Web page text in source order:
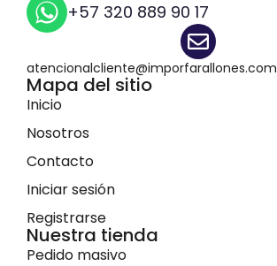
+57 320 889 90 17
atencionalcliente@imporfarallones.com
Mapa del sitio
Inicio
Nosotros
Contacto
Iniciar sesión
Registrarse
Nuestra tienda
Pedido masivo